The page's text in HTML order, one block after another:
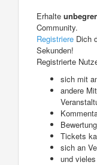
Erhalte
Community.
Registriere Dich
Sekunden!
Registrierte
sich mit
andere
Tickets
sich an
und